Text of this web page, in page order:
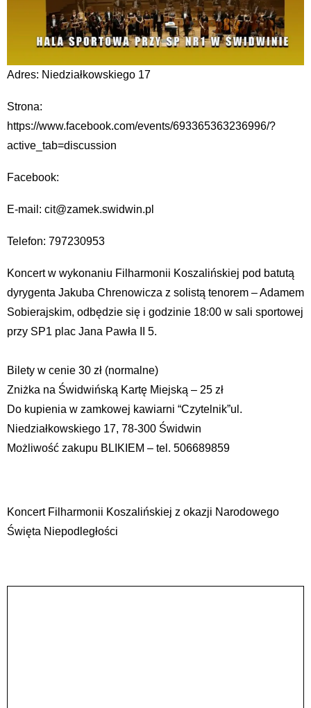
Adres: Niedziałkowskiego 17
Strona:
https://www.facebook.com/events/693365363236996/?
active_tab=discussion
Facebook:
E-mail: cit@zamek.swidwin.pl
Telefon: 797230953
Koncert w wykonaniu Filharmonii Koszalińskiej pod batutą
dyrygenta Jakuba Chrenowicza z solistą tenorem – Adamem
Sobierajskim, odbędzie się i godzinie 18:00 w sali sportowej
przy SP1 plac Jana Pawła II 5.
Bilety w cenie 30 zł (normalne)
Zniżka na Świdwińską Kartę Miejską – 25 zł
Do kupienia w zamkowej kawiarni “Czytelnik”ul.
Niedziałkowskiego 17, 78-300 Świdwin
Możliwość zakupu BLIKIEM – tel. 506689859
Koncert Filharmonii Koszalińskiej z okazji Narodowego
Święta Niepodległości